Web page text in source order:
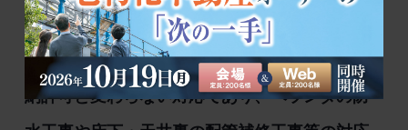
うとご長男（納税者）に説明していました。
実際の物納許可を受けてみると、普通財産の物
納許可と変わらない対応であり、ベランダの防